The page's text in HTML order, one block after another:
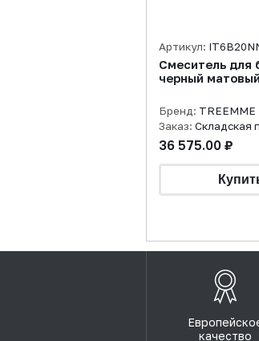
Артикул:
Смеситель для
черный матовый
Бренд: TREEMME
Заказ: Складская
36 575.00 ₽
качество